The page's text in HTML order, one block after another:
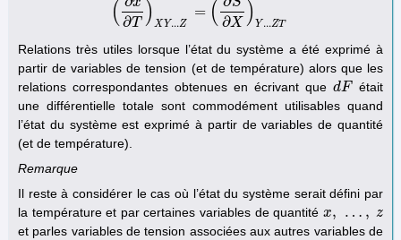
( ∂T ) X Y...Z
= ( ∂X ) Y...ZT
Relations très utiles lorsque l’état du système a été exprimé à
partir de variables de tension (et de température) alors que les
relations correspondantes obtenues en écrivant que dF
dF
était
une différentielle totale sont commodément utilisables quand
l’état du système est exprimé à partir de variables de quantité
(et de température).
Remarque
Il reste à considérer le cas où l’état du système serait défini par
la température et par certaines variables de quantité x, … , z
x, …
z
et parles variables de tension associées aux autres variables de